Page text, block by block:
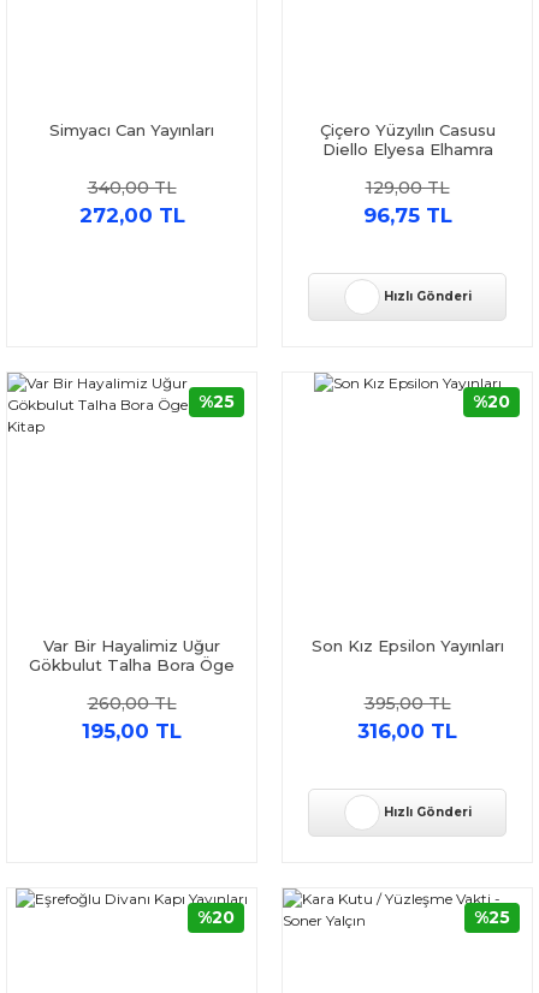
Simyacı Can Yayınları
340,00 TL
272,00 TL
Çiçero Yüzyılın Casusu
Diello Elyesa Elhamra
129,00 TL
96,75 TL
Hızlı Gönderi
Var Bir Hayalimiz Uğur
Gökbulut Talha Bora Öge
260,00 TL
195,00 TL
%25
Son Kız Epsilon Yayınları
395,00 TL
316,00 TL
%20
Hızlı Gönderi
%20 %25